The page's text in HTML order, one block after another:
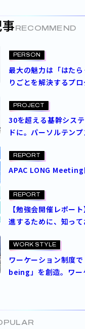
RECOMMEND
PERSON
最大の魅力は「はた
りごとを解決するプ
PROJECT
30を超える基幹シス
ドに。パーソルテン
REPORT
APAC LONG Meeting
REPORT
【勉強会開催レポー
進するために、知っ
を紹介
WORK STYLE
ワーケーション制度
being」を創造。ワー